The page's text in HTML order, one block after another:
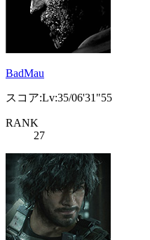
BadMau
スコア:Lv:35/06'31"55
RANK
27